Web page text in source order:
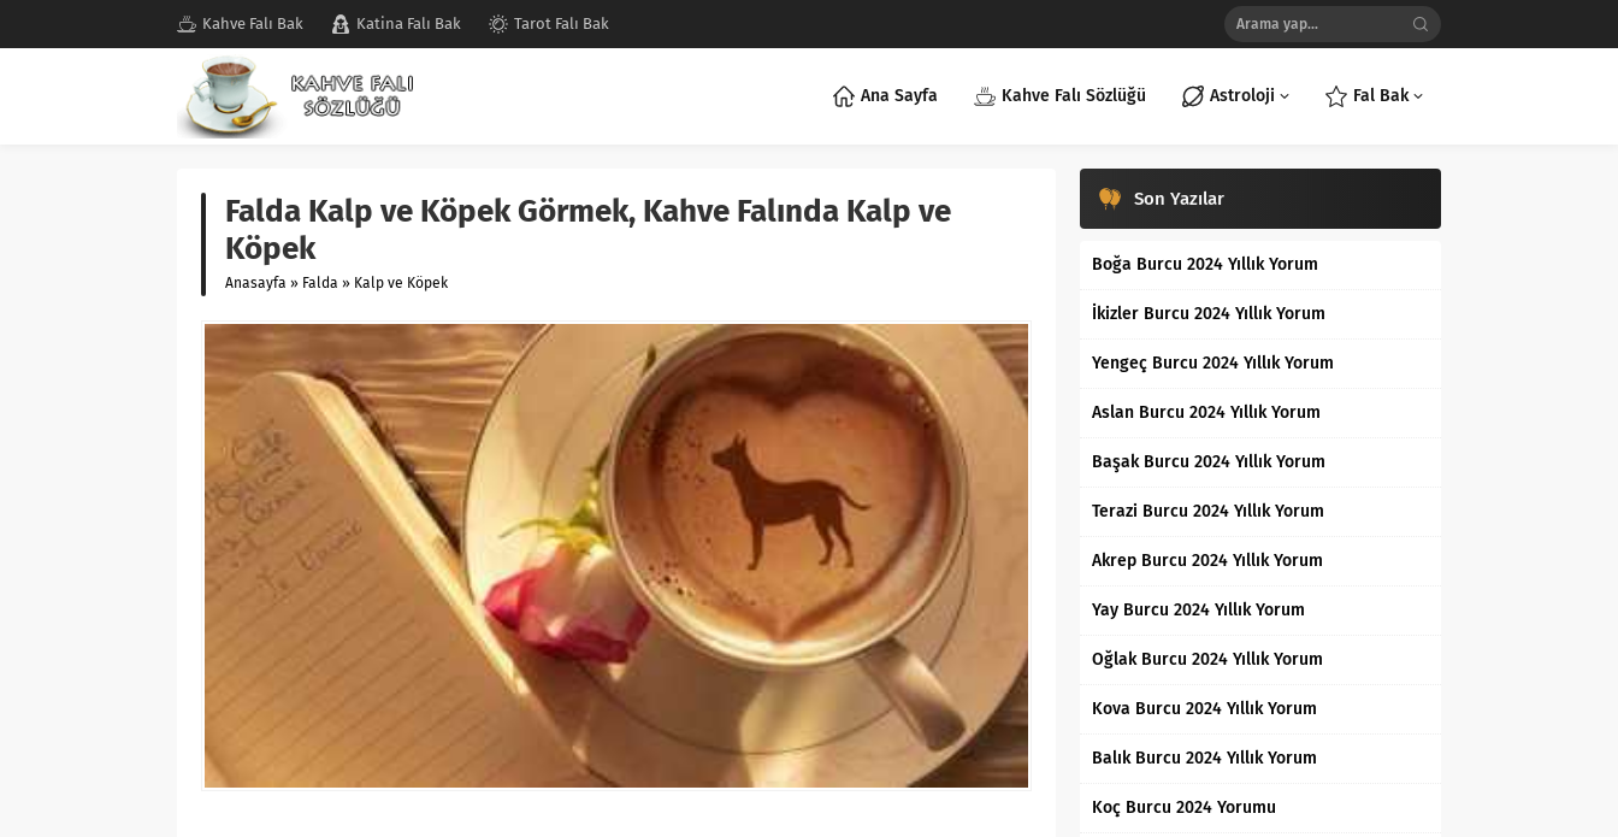
Kahve Falı Bak Katina Falı Bak Tarot Falı Bak
Ana Sayfa Kahve Falı Sözlüğü Astroloji Fal Bak
Falda Kalp ve Köpek Görmek, Kahve Falında Kalp ve
Köpek
Anasayfa » Falda » Kalp ve Köpek
Son Yazılar
Boğa Burcu 2024 Yıllık Yorum
İkizler Burcu 2024 Yıllık Yorum
Yengeç Burcu 2024 Yıllık Yorum
Aslan Burcu 2024 Yıllık Yorum
Başak Burcu 2024 Yıllık Yorum
Terazi Burcu 2024 Yıllık Yorum
Akrep Burcu 2024 Yıllık Yorum
Yay Burcu 2024 Yıllık Yorum
Oğlak Burcu 2024 Yıllık Yorum
Kova Burcu 2024 Yıllık Yorum
Balık Burcu 2024 Yıllık Yorum
Koç Burcu 2024 Yorumu